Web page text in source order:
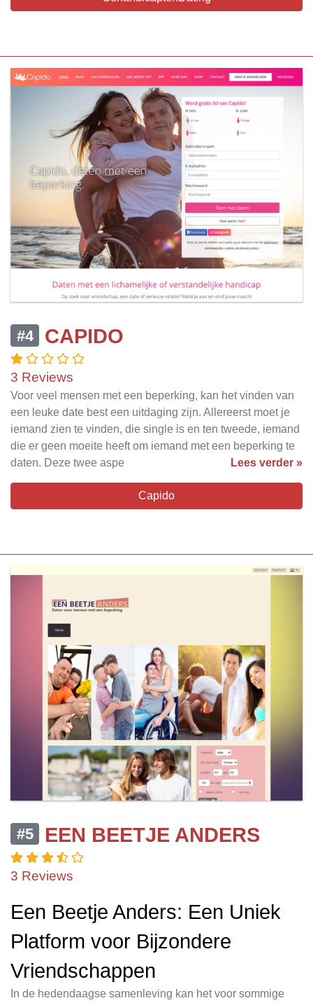
#4 CAPIDO
3 Reviews
Voor veel mensen met een beperking, kan het vinden van
een leuke date best een uitdaging zijn. Allereerst moet je
iemand zien te vinden, die single is en ten tweede, iemand
die er geen moeite heeft om iemand met een beperking te
daten. Deze twee aspe
Lees verder »
Capido
#5 EEN BEETJE ANDERS
3 Reviews
Een Beetje Anders: Een Uniek
Platform voor Bijzondere
Vriendschappen
In de hedendaagse samenleving kan het voor sommige